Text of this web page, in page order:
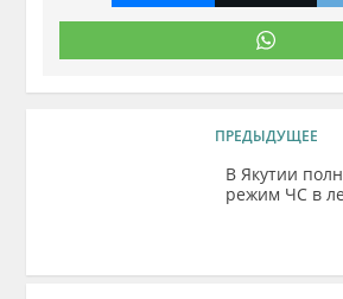
ПРЕДЫДУЩЕЕ
В Якутии
режим ЧС в